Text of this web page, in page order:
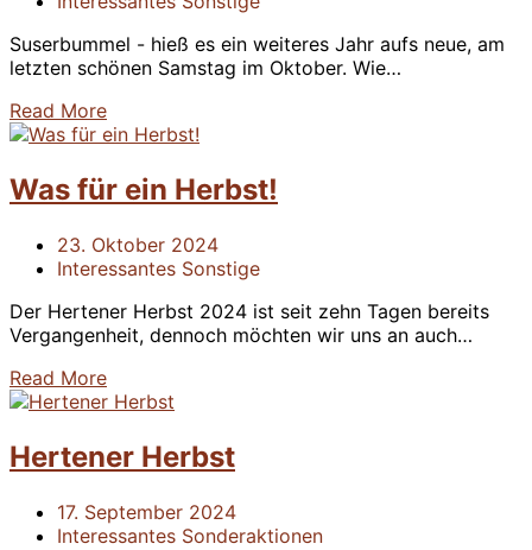
Suserbummel - hieß es ein weiteres Jahr aufs neue, am
letzten schönen Samstag im Oktober. Wie…
Read More
Was für ein Herbst!
23. Oktober 2024
Interessantes Sonstige
Der Hertener Herbst 2024 ist seit zehn Tagen bereits
Vergangenheit, dennoch möchten wir uns an auch…
Read More
Hertener Herbst
17. September 2024
Interessantes Sonderaktionen